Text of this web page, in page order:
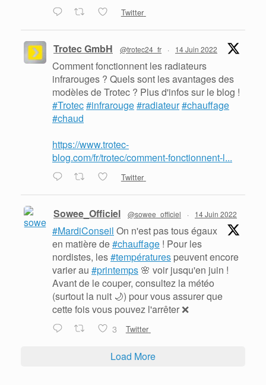
Twitter
Trotec GmbH @trotec24_fr · 14 Juin 2022
Comment fonctionnent les radiateurs
infrarouges ? Quels sont les avantages des
modèles de Trotec ? Plus d'infos sur le blog !
#Trotec#infrarouge#radiateur#chauffage
#chaud
https://www.trotec-
blog.com/fr/trotec/comment-fonctionnent-l...
Twitter
Sowee_Officiel @sowee_officiel · 14 Juin 2022
#MardiConseil On n'est pas tous égaux
en matière de#chauffage ! Pour les
nordistes, les#températures peuvent encore
varier au #printemps 🌸 voir jusqu'en juin !
Avant de le couper, consultez la météo
(surtout la nuit 🌙) pour vous assurer que
cette fois vous pouvez l'arrêter ❌
3 Twitter
Load More